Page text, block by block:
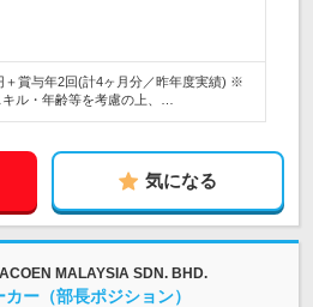
＋賞与年2回(計4ヶ月分／昨年度実績) ※
ル・年齢等を考慮の上、…
気になる
MALAYSIA SDN. BHD.
ー（部長ポジション）